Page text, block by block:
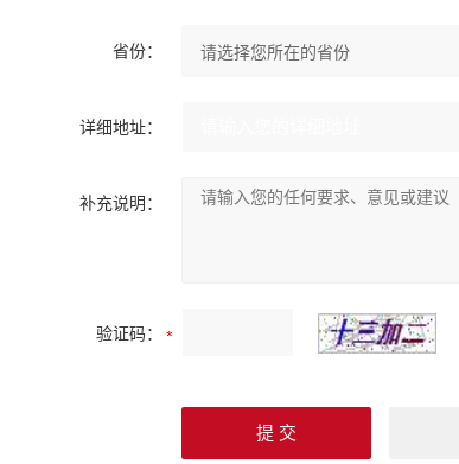
省份：
详细地址：
补充说明：
验证码：